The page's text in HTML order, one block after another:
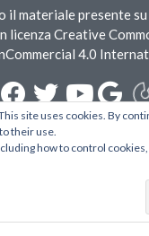
il materiale presente
licenza Creative
4.0
site uses cookies. By
their use.
how to control